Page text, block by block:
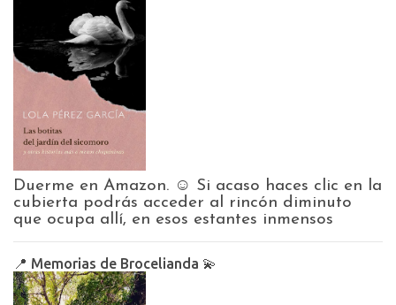
Duerme en Amazon. ☺️ Si acaso haces clic en la
cubierta podrás acceder al rincón diminuto
que ocupa allí, en esos estantes inmensos
📍 Memorias de Brocelianda 💫